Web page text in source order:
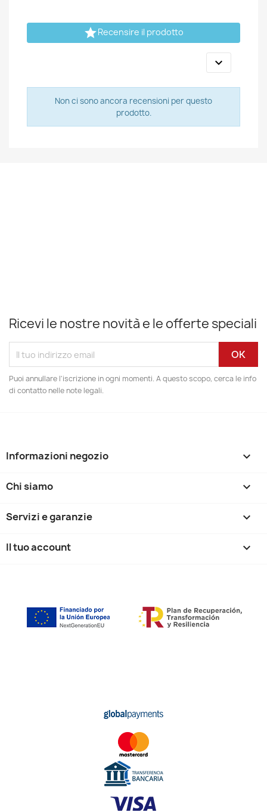
Recensire il prodotto

Non ci sono ancora recensioni per questo
prodotto.
Ricevi le nostre novità e le offerte speciali
Puoi annullare l'iscrizione in ogni momenti. A questo scopo, cerca le info
di contatto nelle note legali.
Informazioni negozio keyboard_arrow_down
Chi siamo 
Servizi e garanzie 
Il tuo account 